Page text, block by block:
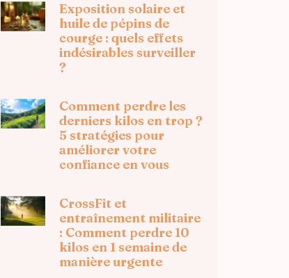
Exposition solaire et
huile de pépins de
courge : quels effets
indésirables surveiller
?
Comment perdre les
derniers kilos en trop ?
5 stratégies pour
améliorer votre
confiance en vous
CrossFit et
entraînement militaire
: Comment perdre 10
kilos en 1 semaine de
manière urgente